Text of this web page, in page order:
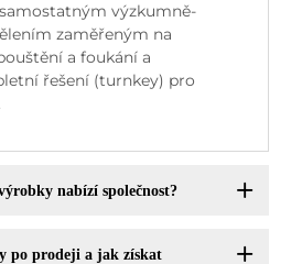
výzkumně-
zaměřeným na
a foukání a
řešení (turnkey) pro
nabízí společnost?
po prodeji a jak získat